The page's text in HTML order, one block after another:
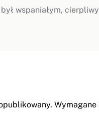
wspaniałym,
Wymagane